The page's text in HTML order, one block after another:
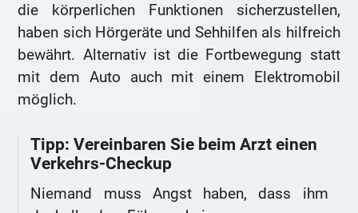
die körperlichen Funktionen sicherzustellen,
haben sich Hörgeräte und Sehhilfen als hilfreich
bewährt. Alternativ ist die Fortbewegung statt
mit dem Auto auch mit einem Elektromobil
möglich.
Tipp: Vereinbaren Sie beim Arzt einen
Verkehrs-Checkup
Niemand muss Angst haben, dass ihm